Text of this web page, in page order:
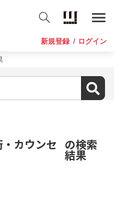
新規登録 / ログイン
カウンセ の検索
結果